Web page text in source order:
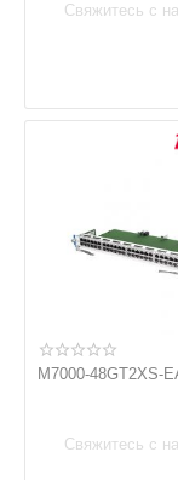
Свяжитесь с
M7000-48GT2XS-
Свяжитесь с